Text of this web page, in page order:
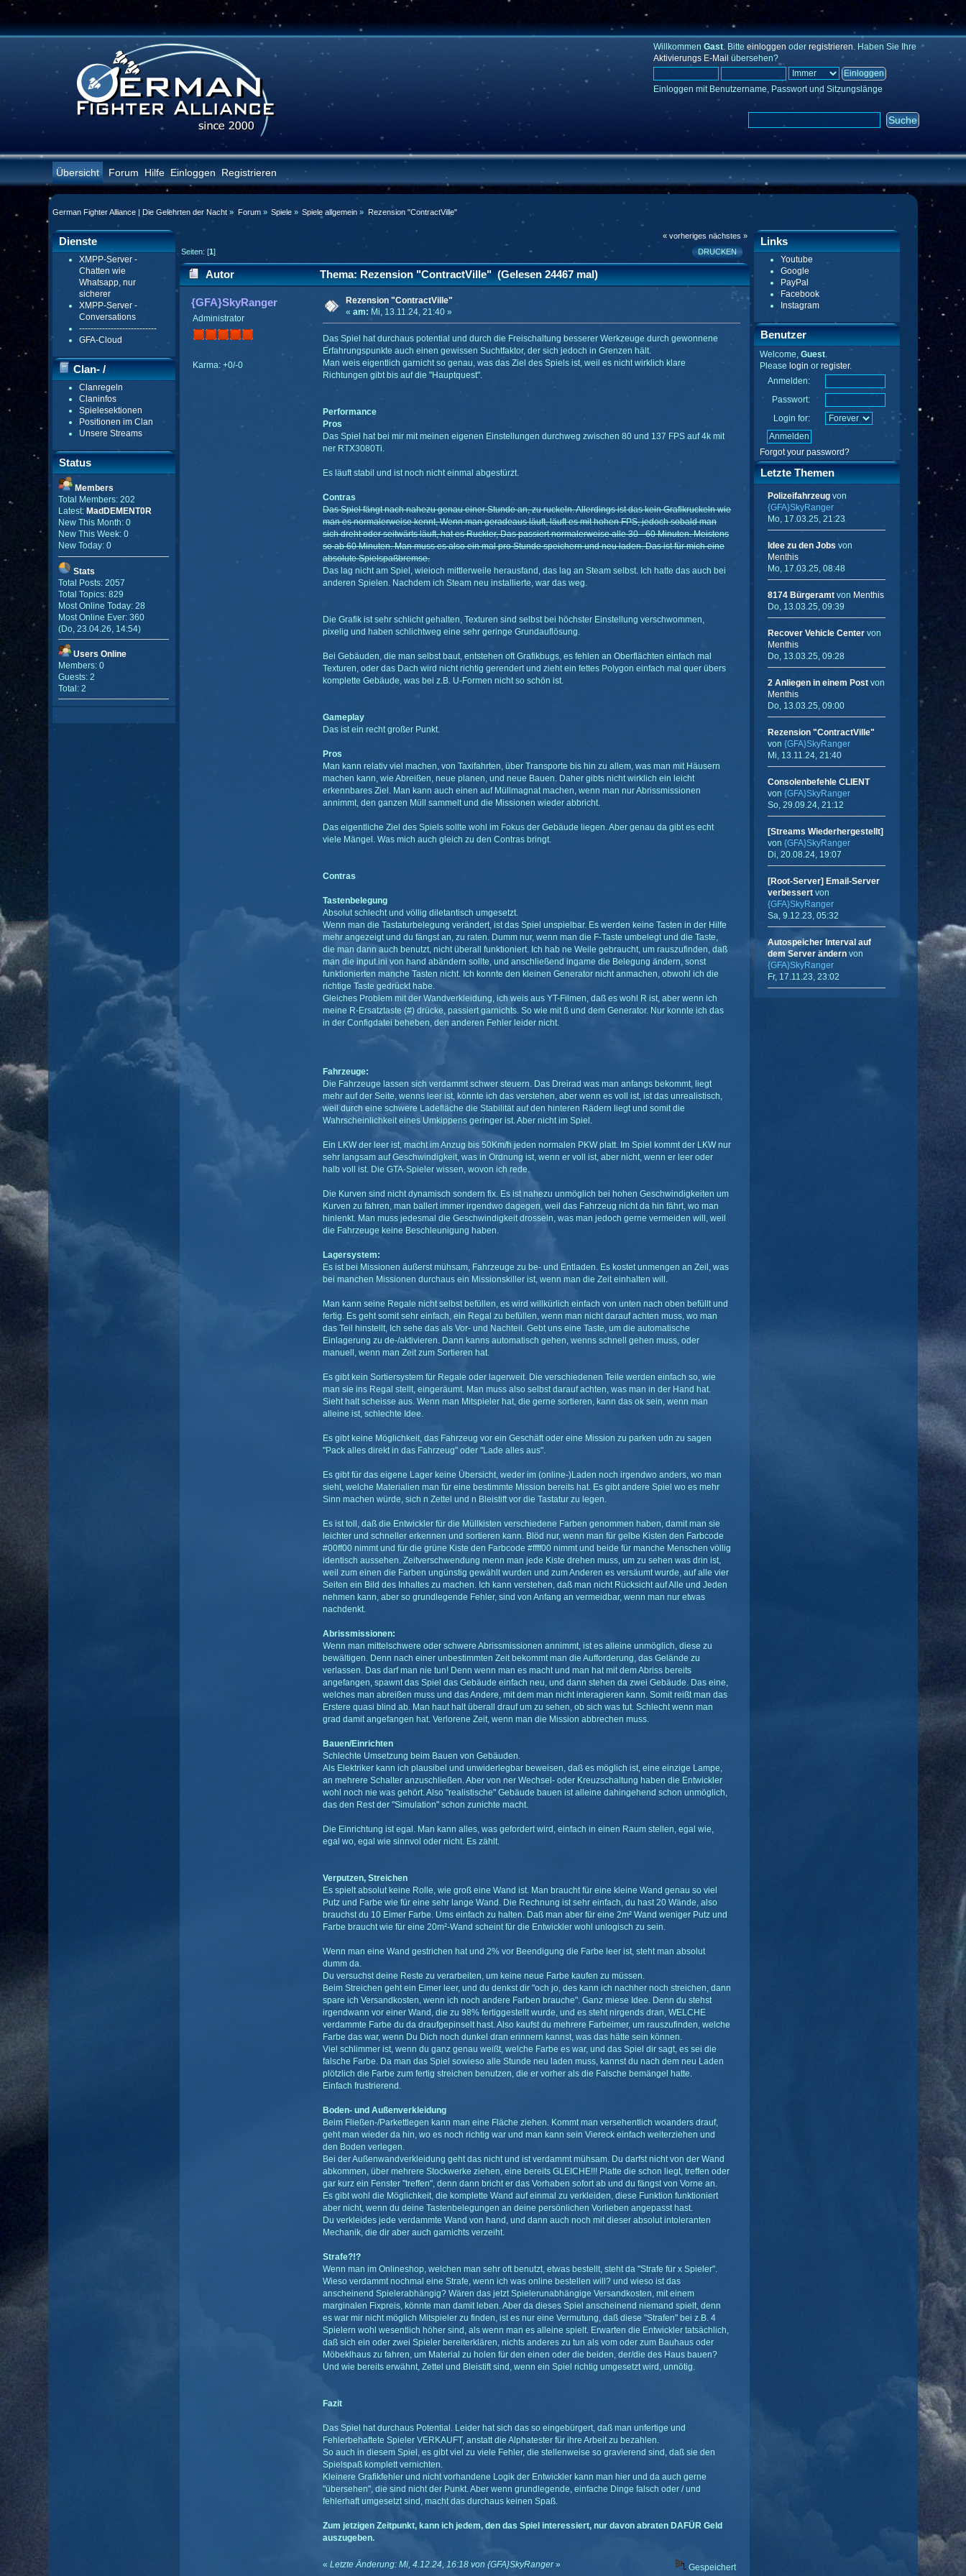
Willkommen Gast. Bitte einloggen oder registrieren. Haben Sie Ihre
Aktivierungs E-Mail übersehen?
Einloggen mit Benutzername, Passwort und Sitzungslänge
Übersicht Forum Hilfe Einloggen Registrieren
German Fighter Alliance | Die Gelehrten der Nacht » Forum» Spiele » Spiele allgemein » Rezension "ContractVille"
Dienste
XMPP-Server -
Chatten wie
Whatsapp, nur
sicherer
XMPP-Server -
Conversations
---------------------------
GFA-Cloud
Clan- /
Gildenmenü
Clanregeln
Claninfos
Spielesektionen
Positionen im Clan
Unsere Streams
Status
Members
Total Members: 202
Latest: MadDEMENT0R
New This Month: 0
New This Week: 0
New Today: 0
Stats
Total Posts: 2057
Total Topics: 829
Most Online Today: 28
Most Online Ever: 360
(Do, 23.04.26, 14:54)
Users Online
Members: 0
Guests: 2
Total: 2
« vorheriges nächstes »
DRUCKEN
Seiten: [1 ]
Autor Thema: Rezension "ContractVille" (Gelesen 24467 mal)
{GFA}SkyRanger
Administrator
Karma: +0/-0
Rezension "ContractVille"
«am: Mi, 13.11.24, 21:40 »
Das Spiel hat durchaus potential und durch die Freischaltung besserer Werkzeuge durch gewonnene
Erfahrungspunkte auch einen gewissen Suchtfaktor, der sich jedoch in Grenzen hält.
Man weis eigentlich garnicht so genau, was das Ziel des Spiels ist, weil es nicht wirklich klare
Richtungen gibt bis auf die "Hauptquest".
Performance
Pros
Das Spiel hat bei mir mit meinen eigenen Einstellungen durchweg zwischen 80 und 137 FPS auf 4k mit
ner RTX3080Ti.
Es läuft stabil und ist noch nicht einmal abgestürzt.
Contras
Das Spiel fängt nach nahezu genau einer Stunde an, zu ruckeln. Allerdings ist das kein Grafikruckeln wie
man es normalerweise kennt, Wenn man geradeaus läuft, läuft es mit hohen FPS, jedoch sobald man
sich dreht oder seitwärts läuft, hat es Ruckler, Das passiert normalerweise alle 30 - 60 Minuten. Meistens
so ab 60 Minuten. Man muss es also ein mal pro Stunde speichern und neu laden. Das ist für mich eine
absolute Spielspaßbremse.
Das lag nicht am Spiel, wieioch mittlerweile herausfand, das lag an Steam selbst. Ich hatte das auch bei
anderen Spielen. Nachdem ich Steam neu installierte, war das weg.
Die Grafik ist sehr schlicht gehalten, Texturen sind selbst bei höchster Einstellung verschwommen,
pixelig und haben schlichtweg eine sehr geringe Grundauflösung.
Bei Gebäuden, die man selbst baut, entstehen oft Grafikbugs, es fehlen an Oberflächten einfach mal
Texturen, oder das Dach wird nicht richtig gerendert und zieht ein fettes Polygon einfach mal quer übers
komplette Gebäude, was bei z.B. U-Formen nicht so schön ist.
Gameplay
Das ist ein recht großer Punkt.
Pros
Man kann relativ viel machen, von Taxifahrten, über Transporte bis hin zu allem, was man mit Häusern
machen kann, wie Abreißen, neue planen, und neue Bauen. Daher gibts nicht wirklich ein leicht
erkennbares Ziel. Man kann auch einen auf Müllmagnat machen, wenn man nur Abrissmissionen
annimmt, den ganzen Müll sammelt und die Missionen wieder abbricht.
Das eigentliche Ziel des Spiels sollte wohl im Fokus der Gebäude liegen. Aber genau da gibt es echt
viele Mängel. Was mich auch gleich zu den Contras bringt.
Contras
Tastenbelegung
Absolut schlecht und völlig diletantisch umgesetzt.
Wenn man die Tastaturbelegung verändert, ist das Spiel unspielbar. Es werden keine Tasten in der Hilfe
mehr angezeigt und du fängst an, zu raten. Dumm nur, wenn man die F-Taste umbelegt und die Taste,
die man dann auch benutzt, nicht überall funktioniert. Ich hab ne Weile gebraucht, um rauszufinden, daß
man die input.ini von hand abändern sollte, und anschließend ingame die Belegung ändern, sonst
funktionierten manche Tasten nicht. Ich konnte den kleinen Generator nicht anmachen, obwohl ich die
richtige Taste gedrückt habe.
Gleiches Problem mit der Wandverkleidung, ich weis aus YT-Filmen, daß es wohl R ist, aber wenn ich
meine R-Ersatztaste (#) drücke, passiert garnichts. So wie mit ß und dem Generator. Nur konnte ich das
in der Configdatei beheben, den anderen Fehler leider nicht.
Fahrzeuge:
Die Fahrzeuge lassen sich verdammt schwer steuern. Das Dreirad was man anfangs bekommt, liegt
mehr auf der Seite, wenns leer ist, könnte ich das verstehen, aber wenn es voll ist, ist das unrealistisch,
weil durch eine schwere Ladefläche die Stabilität auf den hinteren Rädern liegt und somit die
Wahrscheinlichkeit eines Umkippens geringer ist. Aber nicht im Spiel.
Ein LKW der leer ist, macht im Anzug bis 50Km/h jeden normalen PKW platt. Im Spiel kommt der LKW nur
sehr langsam auf Geschwindigkeit, was in Ordnung ist, wenn er voll ist, aber nicht, wenn er leer oder
halb voll ist. Die GTA-Spieler wissen, wovon ich rede.
Die Kurven sind nicht dynamisch sondern fix. Es ist nahezu unmöglich bei hohen Geschwindigkeiten um
Kurven zu fahren, man ballert immer irgendwo dagegen, weil das Fahrzeug nicht da hin fährt, wo man
hinlenkt. Man muss jedesmal die Geschwindigkeit drosseln, was man jedoch gerne vermeiden will, weil
die Fahrzeuge keine Beschleunigung haben.
Lagersystem:
Es ist bei Missionen äußerst mühsam, Fahrzeuge zu be- und Entladen. Es kostet unmengen an Zeil, was
bei manchen Missionen durchaus ein Missionskiller ist, wenn man die Zeit einhalten will.
Man kann seine Regale nicht selbst befüllen, es wird willkürlich einfach von unten nach oben befüllt und
fertig. Es geht somit sehr einfach, ein Regal zu befüllen, wenn man nicht darauf achten muss, wo man
das Teil hinstellt, Ich sehe das als Vor- und Nachteil. Gebt uns eine Taste, um die automatische
Einlagerung zu de-/aktivieren. Dann kanns automatisch gehen, wenns schnell gehen muss, oder
manuell, wenn man Zeit zum Sortieren hat.
Es gibt kein Sortiersystem für Regale oder lagerweit. Die verschiedenen Teile werden einfach so, wie
man sie ins Regal stellt, eingeräumt. Man muss also selbst darauf achten, was man in der Hand hat.
Sieht halt scheisse aus. Wenn man Mitspieler hat, die gerne sortieren, kann das ok sein, wenn man
alleine ist, schlechte Idee.
Es gibt keine Möglichkeit, das Fahrzeug vor ein Geschäft oder eine Mission zu parken udn zu sagen
"Pack alles direkt in das Fahrzeug" oder "Lade alles aus".
Es gibt für das eigene Lager keine Übersicht, weder im (online-)Laden noch irgendwo anders, wo man
sieht, welche Materialien man für eine bestimmte Mission bereits hat. Es gibt andere Spiel wo es mehr
Sinn machen würde, sich n Zettel und n Bleistift vor die Tastatur zu legen.
Es ist toll, daß die Entwickler für die Müllkisten verschiedene Farben genommen haben, damit man sie
leichter und schneller erkennen und sortieren kann. Blöd nur, wenn man für gelbe Kisten den Farbcode
#00ff00 nimmt und für die grüne Kiste den Farbcode #ffff00 nimmt und beide für manche Menschen völlig
identisch aussehen. Zeitverschwendung menn man jede Kiste drehen muss, um zu sehen was drin ist,
weil zum einen die Farben ungünstig gewählt wurden und zum Anderen es versäumt wurde, auf alle vier
Seiten ein Bild des Inhaltes zu machen. Ich kann verstehen, daß man nicht Rücksicht auf Alle und Jeden
nehmen kann, aber so grundlegende Fehler, sind von Anfang an vermeidbar, wenn man nur etwas
nachdenkt.
Abrissmissionen:
Wenn man mittelschwere oder schwere Abrissmissionen annimmt, ist es alleine unmöglich, diese zu
bewältigen. Denn nach einer unbestimmten Zeit bekommt man die Aufforderung, das Gelände zu
verlassen. Das darf man nie tun! Denn wenn man es macht und man hat mit dem Abriss bereits
angefangen, spawnt das Spiel das Gebäude einfach neu, und dann stehen da zwei Gebäude. Das eine,
welches man abreißen muss und das Andere, mit dem man nicht interagieren kann. Somit reißt man das
Erstere quasi blind ab. Man haut halt überall drauf um zu sehen, ob sich was tut. Schlecht wenn man
grad damit angefangen hat. Verlorene Zeit, wenn man die Mission abbrechen muss.
Bauen/Einrichten
Schlechte Umsetzung beim Bauen von Gebäuden.
Als Elektriker kann ich plausibel und unwiderlegbar beweisen, daß es möglich ist, eine einzige Lampe,
an mehrere Schalter anzuschließen. Aber von ner Wechsel- oder Kreuzschaltung haben die Entwickler
wohl noch nie was gehört. Also "realistische" Gebäude bauen ist alleine dahingehend schon unmöglich,
das den Rest der "Simulation" schon zunichte macht.
Die Einrichtung ist egal. Man kann alles, was gefordert wird, einfach in einen Raum stellen, egal wie,
egal wo, egal wie sinnvol oder nicht. Es zählt.
Verputzen, Streichen
Es spielt absolut keine Rolle, wie groß eine Wand ist. Man braucht für eine kleine Wand genau so viel
Putz und Farbe wie für eine sehr lange Wand. Die Rechnung ist sehr einfach, du hast 20 Wände, also
brauchst du 10 Eimer Farbe. Ums einfach zu halten. Daß man aber für eine 2m² Wand weniger Putz und
Farbe braucht wie für eine 20m²-Wand scheint für die Entwickler wohl unlogisch zu sein.
Wenn man eine Wand gestrichen hat und 2% vor Beendigung die Farbe leer ist, steht man absolut
dumm da.
Du versuchst deine Reste zu verarbeiten, um keine neue Farbe kaufen zu müssen.
Beim Streichen geht ein Eimer leer, und du denkst dir "och jo, des kann ich nachher noch streichen, dann
spare ich Versandkosten, wenn ich noch andere Farben brauche". Ganz miese Idee. Denn du stehst
irgendwann vor einer Wand, die zu 98% fertiggestellt wurde, und es steht nirgends dran, WELCHE
verdammte Farbe du da draufgepinselt hast. Also kaufst du mehrere Farbeimer, um rauszufinden, welche
Farbe das war, wenn Du Dich noch dunkel dran erinnern kannst, was das hätte sein können.
Viel schlimmer ist, wenn du ganz genau weißt, welche Farbe es war, und das Spiel dir sagt, es sei die
falsche Farbe. Da man das Spiel sowieso alle Stunde neu laden muss, kannst du nach dem neu Laden
plötzlich die Farbe zum fertig streichen benutzen, die er vorher als die Falsche bemängel hatte.
Einfach frustrierend.
Boden- und Außenverkleidung
Beim Fließen-/Parkettlegen kann man eine Fläche ziehen. Kommt man versehentlich woanders drauf,
geht man wieder da hin, wo es noch richtig war und man kann sein Viereck einfach weiterziehen und
den Boden verlegen.
Bei der Außenwandverkleidung geht das nicht und ist verdammt mühsam. Du darfst nicht von der Wand
abkommen, über mehrere Stockwerke ziehen, eine bereits GLEICHE!!! Platte die schon liegt, treffen oder
gar kurz ein Fenster "treffen", denn dann bricht er das Vorhaben sofort ab und du fängst von Vorne an.
Es gibt wohl die Möglichkeit, die komplette Wand auf einmal zu verkleiden, diese Funktion funktioniert
aber nicht, wenn du deine Tastenbelegungen an deine persönlichen Vorlieben angepasst hast.
Du verkleides jede verdammte Wand von hand, und dann auch noch mit dieser absolut intoleranten
Mechanik, die dir aber auch garnichts verzeiht.
Strafe?!?
Wenn man im Onlineshop, welchen man sehr oft benutzt, etwas bestellt, steht da "Strafe für x Spieler".
Wieso verdammt nochmal eine Strafe, wenn ich was online bestellen will? und wieso ist das
anscheinend Spielerabhängig? Wären das jetzt Spielerunabhängige Versandkosten, mit einem
marginalen Fixpreis, könnte man damit leben. Aber da dieses Spiel anscheinend niemand spielt, denn
es war mir nicht möglich Mitspieler zu finden, ist es nur eine Vermutung, daß diese "Strafen" bei z.B. 4
Spielern wohl wesentlich höher sind, als wenn man es alleine spielt. Erwarten die Entwickler tatsächlich,
daß sich ein oder zwei Spieler bereiterklären, nichts anderes zu tun als vom oder zum Bauhaus oder
Möbeklhaus zu fahren, um Material zu holen für den einen oder die beiden, der/die des Haus bauen?
Und wie bereits erwähnt, Zettel und Bleistift sind, wenn ein Spiel richtig umgesetzt wird, unnötig.
Fazit
Das Spiel hat durchaus Potential. Leider hat sich das so eingebürgert, daß man unfertige und
Fehlerbehaftete Spieler VERKAUFT, anstatt die Alphatester für ihre Arbeit zu bezahlen.
So auch in diesem Spiel, es gibt viel zu viele Fehler, die stellenweise so gravierend sind, daß sie den
Spielspaß komplett vernichten.
Kleinere Grafikfehler und nicht vorhandene Logik der Entwickler kann man hier und da auch gerne
"übersehen", die sind nicht der Punkt. Aber wenn grundlegende, einfache Dinge falsch oder / und
fehlerhaft umgesetzt sind, macht das durchaus keinen Spaß.
Zum jetzigen Zeitpunkt, kann ich jedem, den das Spiel interessiert, nur davon abraten DAFÜR Geld
auszugeben.
«Letzte Änderung: Mi, 4.12.24, 16:18 von {GFA}SkyRanger» Gespeichert
Links
Youtube
Google
PayPal
Facebook
Instagram
Benutzer
Welcome,Guest.
Please login orregister.
Anmelden:
Passwort:
Login for:
Forgot your password?
Letzte Themen
Polizeifahrzeugvon
{GFA}SkyRanger
Mo, 17.03.25, 21:23
Idee zu den Jobs von
Menthis
Mo, 17.03.25, 08:48
8174 Bürgeramtvon Menthis
Do, 13.03.25, 09:39
Recover Vehicle Centervon
Menthis
Do, 13.03.25, 09:28
2 Anliegen in einem Postvon
Menthis
Do, 13.03.25, 09:00
Rezension "ContractVille"
von {GFA}SkyRanger
Mi, 13.11.24, 21:40
Consolenbefehle CLIENT
von {GFA}SkyRanger
So, 29.09.24, 21:12
[Streams Wiederhergestellt]
von {GFA}SkyRanger
Di, 20.08.24, 19:07
[Root-Server] Email-Server
verbessertvon
{GFA}SkyRanger
Sa, 9.12.23, 05:32
Autospeicher Interval auf
dem Server ändernvon
{GFA}SkyRanger
Fr, 17.11.23, 23:02